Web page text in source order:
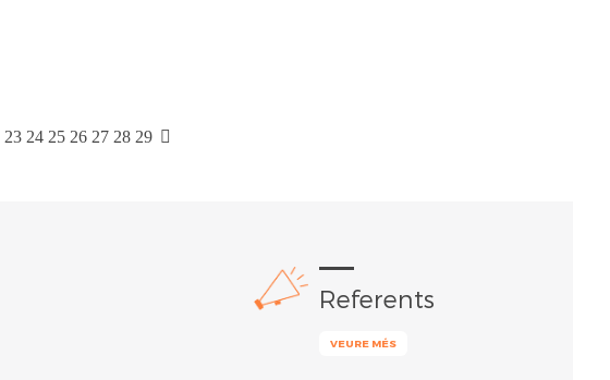
23 24 25 26 27 28 29
Referents
VEURE MÉS